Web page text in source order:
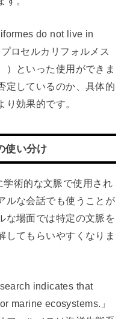
do not live in
ロセルカリフォルメス
）といった使用ができま
定しているのか、具体的
効果的です。
使い分け
術的な文脈で使用され
ルな会話でも使うことが
な場面では特定の文脈を
してもらいやすくなりま
indicates that
marine ecosystems.」